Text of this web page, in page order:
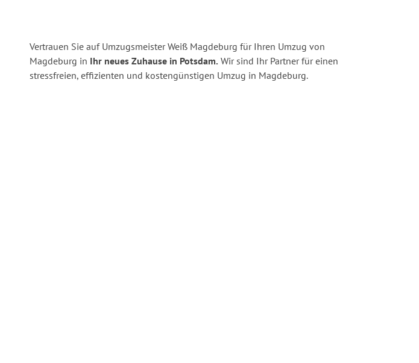
Vertrauen Sie auf Umzugsmeister Weiß Magdeburg für Ihren Umzug von
Magdeburg in Ihr neues Zuhause in Potsdam. Wir sind Ihr Partner für einen
stressfreien, effizienten und kostengünstigen Umzug in Magdeburg.